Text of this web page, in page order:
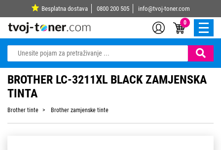
Besplatna dostava 0800 200 505 info@tvoj-toner.com
0
BROTHER LC-3211XL BLACK ZAMJENSKA
TINTA
Brother tinte Brother zamjenske tinte